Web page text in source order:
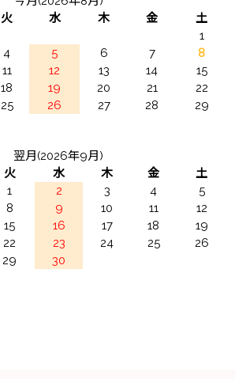
火 水 木 金
土
1
4 5 6 7
8
11 12 13 14
15
18 19 20 21
22
25 26 27 28
29
翌月(2026年9月)
火 水 木 金
土
1
2 3 4
5
8 9 10 11
12
15 16 17 18
19
22 23 24 25
26
29 30